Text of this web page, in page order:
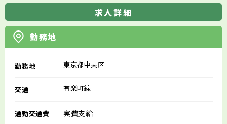
求人詳細
勤務地
勤務地 東京都中央区
交通 有楽町線
通勤交通費 実費支給